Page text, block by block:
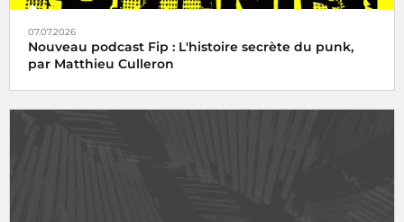
07.07.2026
Nouveau podcast Fip : L'histoire secrète du punk,
par Matthieu Culleron